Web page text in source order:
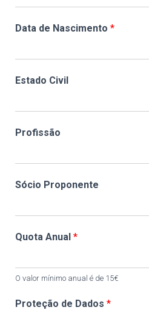
Data de Nascimento *
Estado Civil
Profissão
Sócio Proponente
Quota Anual *
O valor mínimo anual é de 15€
Proteção de Dados *